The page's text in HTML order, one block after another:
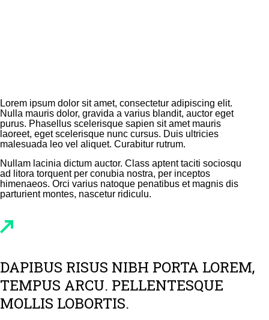
Lorem ipsum dolor sit amet, consectetur adipiscing elit.
Nulla mauris dolor, gravida a varius blandit, auctor eget
purus. Phasellus scelerisque sapien sit amet mauris
laoreet, eget scelerisque nunc cursus. Duis ultricies
malesuada leo vel aliquet. Curabitur rutrum.
Nullam lacinia dictum auctor. Class aptent taciti sociosqu
ad litora torquent per conubia nostra, per inceptos
himenaeos. Orci varius natoque penatibus et magnis dis
parturient montes, nascetur ridiculu.
DAPIBUS RISUS NIBH PORTA LOREM,
TEMPUS ARCU. PELLENTESQUE
MOLLIS LOBORTIS.